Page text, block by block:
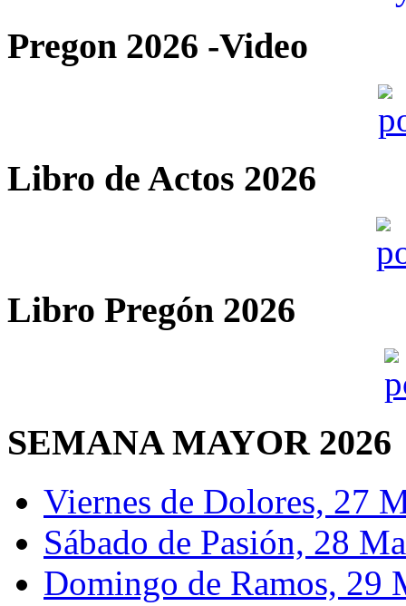
Pregon 2026 -Video
Libro de Actos 2026
Libro Pregón 2026
SEMANA MAYOR 2026
Viernes de Dolores, 27
Sábado de Pasión, 28
Domingo de Ramos, 29